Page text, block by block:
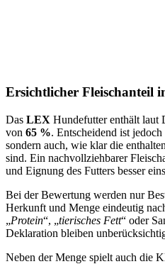
Ersichtlicher Fleischanteil
Das LEX Hundefutter enthält laut
von 65 %. Entscheidend ist
sondern auch, wie klar die
sind. Ein nachvollziehbarer
und Eignung des Futters besser
Bei der Bewertung werden nur
Herkunft und Menge eindeutig
„Protein“, „tierisches Fett“ oder
Deklaration bleiben
Neben der Menge spielt auch die